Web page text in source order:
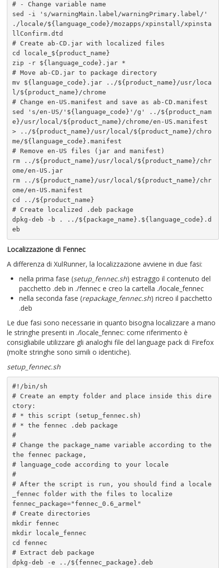
# - Change variable name
sed -i 's/warningMain.label/warningPrimary.label/'
./locale/${language_code}/mozapps/xpinstall/xpinsta
llConfirm.dtd
# Create ab-CD.jar with localized files
cd locale_${product_name}
zip -r ${language_code}.jar *
# Move ab-CD.jar to package directory
mv ${language_code}.jar ../${product_name}/usr/loca
l/${product_name}/chrome
# Change en-US.manifest and save as ab-CD.manifest
sed 's/en-US/'${language_code}'/g' ../${product_nam
e}/usr/local/${product_name}/chrome/en-US.manifest
> ../${product_name}/usr/local/${product_name}/chro
me/${language_code}.manifest
# Remove en-US files (jar and manifest)
rm ../${product_name}/usr/local/${product_name}/chr
ome/en-US.jar
rm ../${product_name}/usr/local/${product_name}/chr
ome/en-US.manifest
cd ../${product_name}
# Create localized .deb package
dpkg-deb -b . ../${package_name}.${language_code}.d
eb
Localizzazione di Fennec
A differenza di XulRunner, la localizzazione avviene in due fasi:
nella prima fase (setup_fennec.sh) estraggo il contenuto del
pacchetto .deb in ./fennec e creo la cartella ./locale_fennec
nella seconda fase (repackage_fennec.sh) ricreo il pacchetto
.deb
Le due fasi sono necessarie in quanto bisogna localizzare a mano
le stringhe presenti in ./locale_fennec: come riferimento è
consigliabile utilizzare gli analoghi file del language pack di Firefox
(molte stringhe sono simili o identiche).
setup_fennec.sh
#!/bin/sh
# Create an empty folder and place inside this dire
ctory:
# * this script (setup_fennec.sh)
# * the fennec .deb package
#
# Change the package_name variable according to the
the fennec package,
# language_code according to your locale
#
# After the script is run, you should find a locale
_fennec folder with the files to localize
fennec_package="fennec_0.6_armel"
# Create directories
mkdir fennec
mkdir locale_fennec
cd fennec
# Extract deb package
dpkg-deb -e ../${fennec_package}.deb